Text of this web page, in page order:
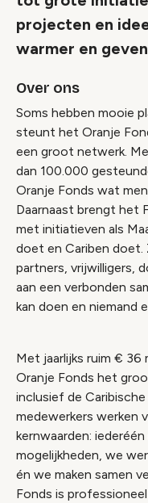
projecten en
warmer en
Over ons
Soms hebben mooie
steunt het Oranje
een groot netwerk.
dan 100.000
Oranje Fonds wat
Daarnaast brengt het
met initiatieven als
doet en Cariben
partners, vrijwilligers,
aan een verbonden
kan doen en niemand
Met jaarlijks ruim € 36
Oranje Fonds het
inclusief de
medewerkers werken
kernwaarden:
mogelijkheden, we
én we maken samen
Fonds is